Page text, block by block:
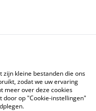
zijn kleine bestanden die ons
zodat we uw ervaring
meer over deze cookies
door op "Cookie-instellingen"